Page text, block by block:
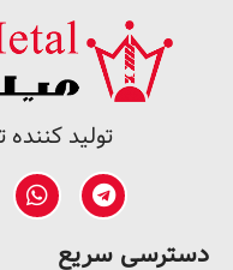
تولید
دسترسی سریع